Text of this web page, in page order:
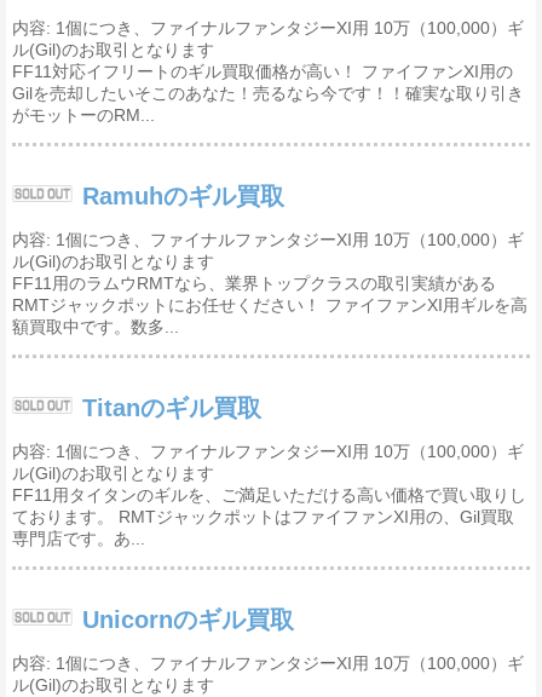
内容: 1個につき、ファイナルファンタジーXI用 10万（100,000）ギ
ル(Gil)のお取引となります
FF11対応イフリートのギル買取価格が高い！ ファイファンXI用の
Gilを売却したいそこのあなた！売るなら今です！！確実な取り引き
がモットーのRM...
Ramuhのギル買取
内容: 1個につき、ファイナルファンタジーXI用 10万（100,000）ギ
ル(Gil)のお取引となります
FF11用のラムウRMTなら、業界トップクラスの取引実績がある
RMTジャックポットにお任せください！ ファイファンXI用ギルを高
額買取中です。数多...
Titanのギル買取
内容: 1個につき、ファイナルファンタジーXI用 10万（100,000）ギ
ル(Gil)のお取引となります
FF11用タイタンのギルを、ご満足いただける高い価格で買い取りし
ております。 RMTジャックポットはファイファンXI用の、Gil買取
専門店です。あ...
Unicornのギル買取
内容: 1個につき、ファイナルファンタジーXI用 10万（100,000）ギ
ル(Gil)のお取引となります